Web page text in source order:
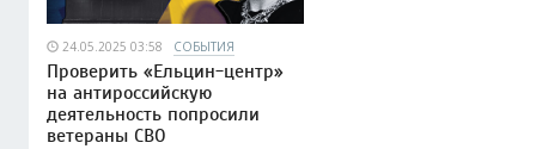
24.05.2025 03:58 СОБЫТИЯ
Проверить «Ельцин-центр»
на антироссийскую
деятельность попросили
ветераны СВО